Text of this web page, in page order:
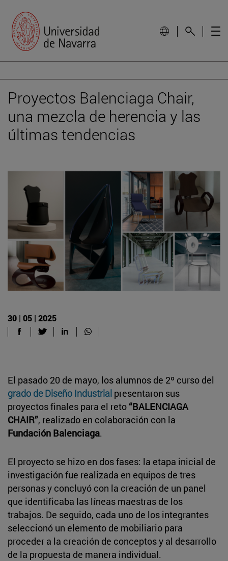
Proyectos Balenciaga Chair,
una mezcla de herencia y las
últimas tendencias
30 | 05 | 2025
El pasado 20 de mayo, los alumnos de 2º curso del
grado de Diseño Industrial presentaron sus
proyectos finales para el reto“BALENCIAGA
CHAIR”, realizado en colaboración con la
Fundación Balenciaga.
El proyecto se hizo en dos fases: la etapa inicial de
investigación fue realizada en equipos de tres
personas y concluyó con la creación de un panel
que identificaba las líneas maestras de los
trabajos. De seguido, cada uno de los integrantes
seleccionó un elemento de mobiliario para
proceder a la creación de conceptos y al desarrollo
de la propuesta de manera individual.